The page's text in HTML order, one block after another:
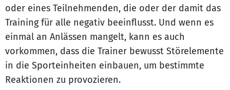
oder eines Teilnehmenden, die oder der damit das
Training für alle negativ beeinflusst. Und wenn es
einmal an Anlässen mangelt, kann es auch
vorkommen, dass die Trainer bewusst Störelemente
in die Sporteinheiten einbauen, um bestimmte
Reaktionen zu provozieren.